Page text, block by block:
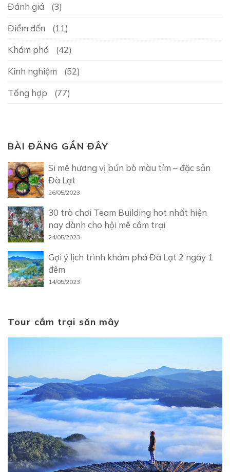
f
o
r
Đánh giá
(3)
Điểm đến
(11)
Khám phá
(42)
Kinh nghiệm
(52)
Tổng hợp
(77)
BÀI ĐĂNG GẦN ĐÂY
Si mê hương vị bún bò màu tím – đặc sản
Đà Lạt
26/05/2023
30 trò chơi Team Building hot nhất hiện
nay dành cho hội mê cắm trại
24/05/2023
Gợi ý lịch trình khám phá Đà Lạt 2 ngày 1
đêm
14/05/2023
Tour cắm trại săn mây